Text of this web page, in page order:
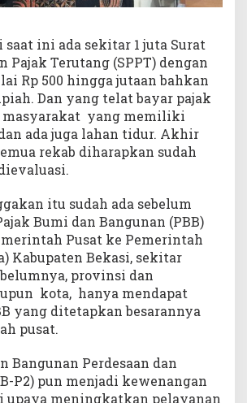
saat ini ada sekitar 1 juta Surat
Pajak Terutang (SPPT) dengan
Rp 500 hingga jutaan bahkan
Dan yang telat bayar pajak
masyarakat yang memiliki
ada juga lahan tidur. Akhir
rekab diharapkan sudah
itu sudah ada sebelum
Bumi dan Bangunan (PBB)
Pusat ke Pemerintah
Kabupaten Bekasi, sekitar
provinsi dan
kota, hanya mendapat
yang ditetapkan besarannya
pusat.
Bangunan Perdesaan dan
P2) pun menjadi kewenangan
upaya meningkatkan pelayanan